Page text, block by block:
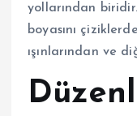
yollarından
boyasını
ışınlarından ve